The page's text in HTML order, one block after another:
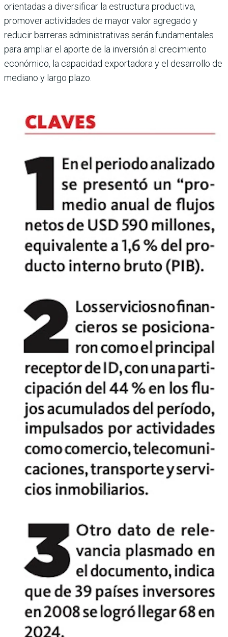
orientadas a diversifi­car la estructura produc­tiva,
promover actividades de mayor valor agregado y
reducir barreras adminis­trativas serán fundamenta­les
para ampliar el aporte de la inversión al crecimiento
económico, la capacidad exportadora y el desarrollo de
mediano y largo plazo.